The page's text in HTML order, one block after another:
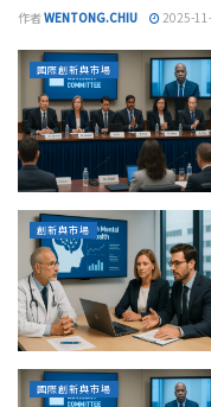
作者WENTONG.CHIU 2025-
國際創新與市場
創新與市場
國際創新與市場